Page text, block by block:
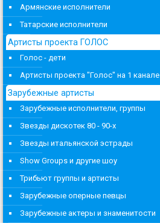
Армянские исполнители
Татарские исполнители
Артисты проекта ГОЛОС
Голос - дети
Артисты проекта "Голос" на 1 канале
Зарубежные артисты
Зарубежные исполнители, группы
Звезды дискотек 80 - 90-х
Звезды итальянской эстрады
Show Groups и другие шоу
Трибьют группы и артисты
Зарубежные оперные певцы
Зарубежные актеры и знаменитости